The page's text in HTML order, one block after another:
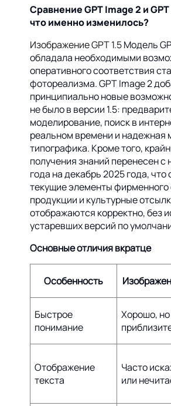
Сравнение GPT Image 2 и GPT
что именно изменилось?
Изображение GPT 1.5Модель
обладала необходимыми
оперативного соответствия
фотореализма. GPT Image 2
принципиально новые
не было в версии 1.5:
моделирование, поиск в
реальном времени и надежная
типографика. Кроме того,
получения знаний перенесен с
года на декабрь 2025 года, что
текущие элементы фирменного
продукции и культурные
отображаются корректно, без
устаревших версий по
Основные отличия вкратце
Особенность
Быстрое
понимание
Хорошо,
Отображение
текста
Часто
или